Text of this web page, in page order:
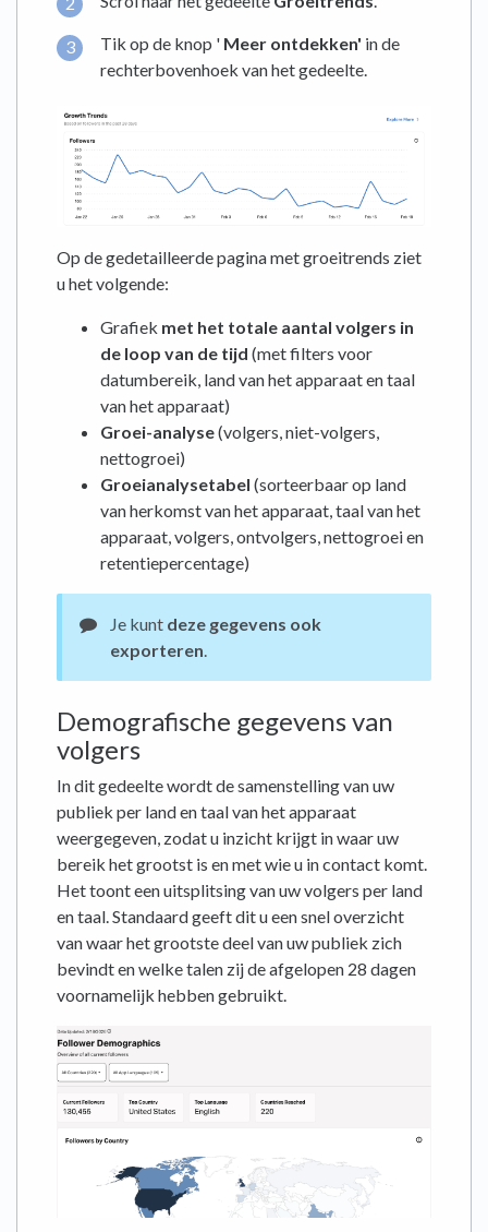
Tik op de knop ' Meer ontdekken' in de
rechterbovenhoek van het gedeelte.
Op de gedetailleerde pagina met groeitrends ziet
u het volgende:
Grafiek met het totale aantal volgers in
de loop van de tijd (met filters voor
datumbereik, land van het apparaat en taal
van het apparaat)
Groei-analyse(volgers, niet-volgers,
nettogroei)
Groeianalysetabel (sorteerbaar op land
van herkomst van het apparaat, taal van het
apparaat, volgers, ontvolgers, nettogroei en
retentiepercentage)
Je kunt deze gegevens ook
exporteren.
Demografische gegevens van
volgers
In dit gedeelte wordt de samenstelling van uw
publiek per land en taal van het apparaat
weergegeven, zodat u inzicht krijgt in waar uw
bereik het grootst is en met wie u in contact komt.
Het toont een uitsplitsing van uw volgers per land
en taal. Standaard geeft dit u een snel overzicht
van waar het grootste deel van uw publiek zich
bevindt en welke talen zij de afgelopen 28 dagen
voornamelijk hebben gebruikt.